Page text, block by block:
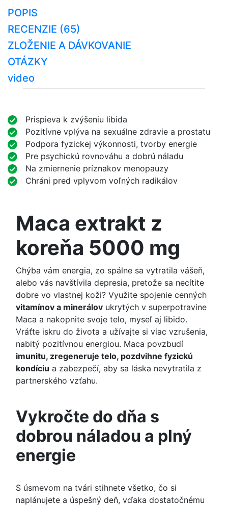
POPIS
RECENZIE (65)
ZLOŽENIE A DÁVKOVANIE
OTÁZKY
video
Prispieva k zvýšeniu libida
Pozitívne vplýva na sexuálne zdravie a prostatu
Podpora fyzickej výkonnosti, tvorby energie
Pre psychickú rovnováhu a dobrú náladu
Na zmiernenie príznakov menopauzy
Chráni pred vplyvom voľných radikálov
Maca extrakt z
koreňa 5000 mg
Chýba vám energia, zo spálne sa vytratila vášeň,
alebo vás navštívila depresia, pretože sa necítite
dobre vo vlastnej koži? Využite spojenie cenných
vitamínov a minerálov ukrytých v superpotravine
Maca a nakopnite svoje telo, myseľ aj libido.
Vráťte iskru do života a užívajte si viac vzrušenia,
nabitý pozitívnou energiou. Maca povzbudí
imunitu, zregeneruje telo, pozdvihne fyzickú
kondíciu a zabezpečí, aby sa láska nevytratila z
partnerského vzťahu.
Vykročte do dňa s
dobrou náladou a plný
energie
S úsmevom na tvári stihnete všetko, čo si
naplánujete a úspešný deň, vďaka dostatočnému